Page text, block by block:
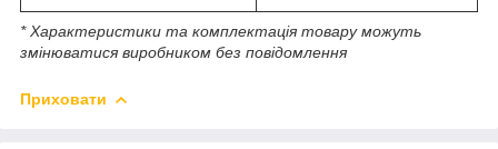
* Характеристики та комплектація товару можуть
змінюватися виробником без повідомлення
Приховати